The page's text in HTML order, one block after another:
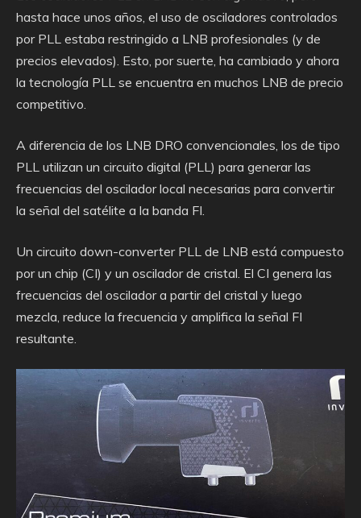
hasta hace unos años, el uso de osciladores controlados
por PLL estaba restringido a LNB profesionales (y de
precios elevados). Esto, por suerte, ha cambiado y ahora
la tecnología PLL se encuentra en muchos LNB de precio
competitivo.
A diferencia de los LNB DRO convencionales, los de tipo
PLL utilizan un circuito digital (PLL) para generar las
frecuencias del oscilador local necesarias para convertir
la señal del satélite a la banda FI.
Un circuito down-converter PLL de LNB está compuesto
por un chip (CI) y un oscilador de cristal. El CI genera las
frecuencias del oscilador a partir del cristal y luego
mezcla, reduce la frecuencia y amplifica la señal FI
resultante.